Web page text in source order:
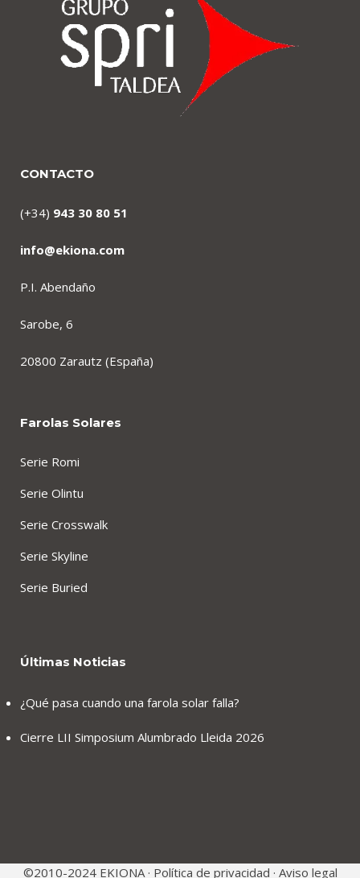
CONTACTO
(+34) 943 30 80 51
info@ekiona.com
P.I. Abendaño
Sarobe, 6
20800 Zarautz (España)
Farolas Solares
Serie Romi
Serie Olintu
Serie Crosswalk
Serie Skyline
Serie Buried
Últimas Noticias
¿Qué pasa cuando una farola solar falla?
Cierre LII Simposium Alumbrado Lleida 2026
©2010-2024 EKIONA · Política de privacidad · Aviso legal